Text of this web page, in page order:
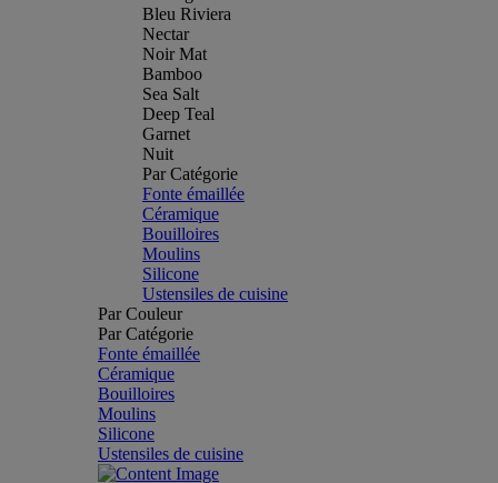
Bleu Riviera
Nectar
Noir Mat
Bamboo
Sea Salt
Deep Teal
Garnet
Nuit
Par Catégorie
Fonte émaillée
Céramique
Bouilloires
Moulins
Silicone
Ustensiles de cuisine
Par Couleur
Par Catégorie
Fonte émaillée
Céramique
Bouilloires
Moulins
Silicone
Ustensiles de cuisine